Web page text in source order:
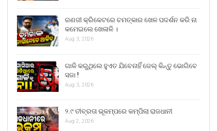
ରଣଜୀ କ୍ରିକେଟରେ ଚମତ୍କାର ଖେଳ ପଦର୍ଶନ କରି ନା
କମେଇଲେ ଖେଳାଳି ।
Aug 3, 2026
ଗାଳି କରୁଥିଲେ ହୁଏତ ଯିବେନାହିଁ ଜେଲ୍ କିନ୍ତୁ ଭୋଗିବେ
ସଜା !
Aug 3, 2026
୨.୯ ତୀବ୍ରତା ଭୂକମ୍ପରେ କମ୍ପିଲା ରାଜଧାନୀ
Aug 2, 2026